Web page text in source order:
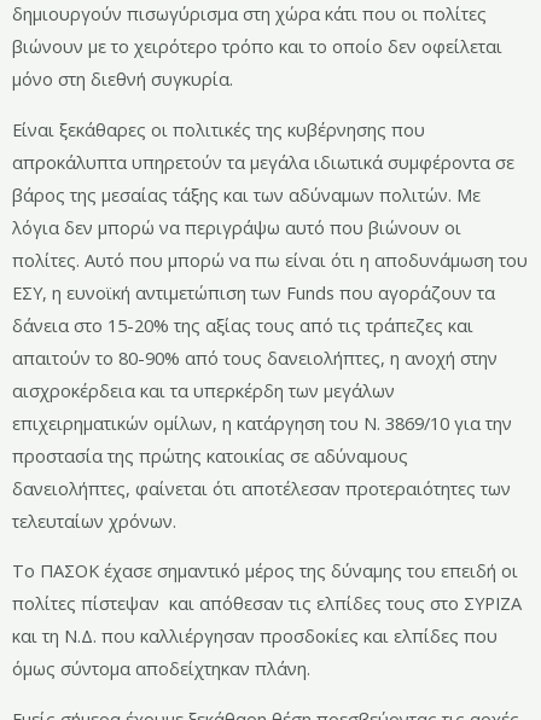
δημιουργούν πισωγύρισμα στη χώρα κάτι που οι πολίτες
βιώνουν με το χειρότερο τρόπο και το οποίο δεν οφείλεται
μόνο στη διεθνή συγκυρία.
Είναι ξεκάθαρες οι πολιτικές της κυβέρνησης που
απροκάλυπτα υπηρετούν τα μεγάλα ιδιωτικά συμφέροντα σε
βάρος της μεσαίας τάξης και των αδύναμων πολιτών. Με
λόγια δεν μπορώ να περιγράψω αυτό που βιώνουν οι
πολίτες. Αυτό που μπορώ να πω είναι ότι η αποδυνάμωση του
ΕΣΥ, η ευνοϊκή αντιμετώπιση των Funds που αγοράζουν τα
δάνεια στο 15-20% της αξίας τους από τις τράπεζες και
απαιτούν το 80-90% από τους δανειολήπτες, η ανοχή στην
αισχροκέρδεια και τα υπερκέρδη των μεγάλων
επιχειρηματικών ομίλων, η κατάργηση του Ν. 3869/10 για την
προστασία της πρώτης κατοικίας σε αδύναμους
δανειολήπτες, φαίνεται ότι αποτέλεσαν προτεραιότητες των
τελευταίων χρόνων.
Το ΠΑΣΟΚ έχασε σημαντικό μέρος της δύναμης του επειδή οι
πολίτες πίστεψαν και απόθεσαν τις ελπίδες τους στο ΣΥΡΙΖΑ
και τη Ν.Δ. που καλλιέργησαν προσδοκίες και ελπίδες που
όμως σύντομα αποδείχτηκαν πλάνη.